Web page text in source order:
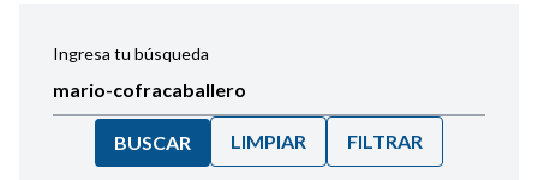
Ingresa tu búsqueda
BUSCAR LIMPIAR FILTRAR